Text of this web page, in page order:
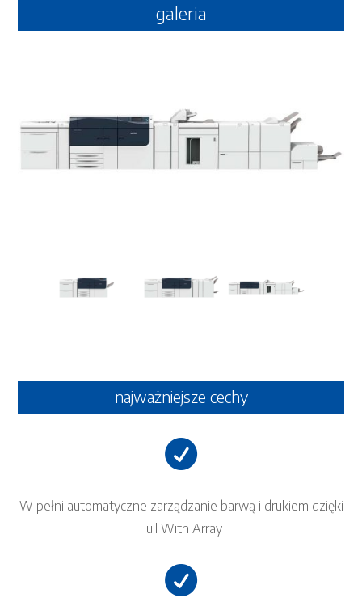
galeria
najważniejsze cechy

W pełni automatyczne zarządzanie barwą i drukiem dzięki
Full With Array
